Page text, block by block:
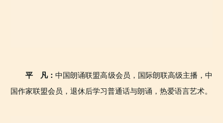
平 凡：中国朗诵联盟高级会员，国际朗联高级主播，中
国作家联盟会员，退休后学习普通话与朗诵，热爱语言艺术。